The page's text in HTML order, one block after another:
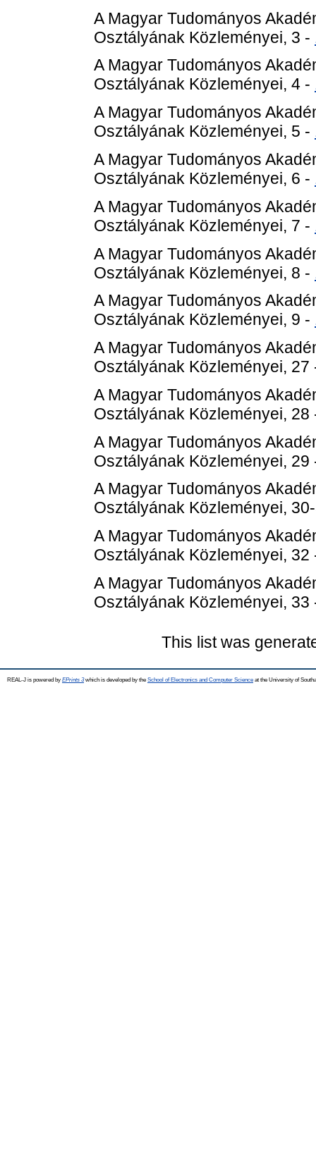
A Magyar Tudományos
Osztályának Közleményei, 3 -
A Magyar Tudományos
Osztályának Közleményei, 4 -
A Magyar Tudományos
Osztályának Közleményei, 5 -
A Magyar Tudományos
Osztályának Közleményei, 6 -
A Magyar Tudományos
Osztályának Közleményei, 7 -
A Magyar Tudományos
Osztályának Közleményei, 8 -
A Magyar Tudományos
Osztályának Közleményei, 9 -
A Magyar Tudományos
Osztályának Közleményei,
A Magyar Tudományos
Osztályának Közleményei,
A Magyar Tudományos
Osztályának Közleményei,
A Magyar Tudományos
Osztályának Közleményei,
A Magyar Tudományos
Osztályának Közleményei,
A Magyar Tudományos
Osztályának Közleményei,
This list was
REAL-J is powered by EPrints 3which is developed by the School of Electronics and Computer Science at the University of